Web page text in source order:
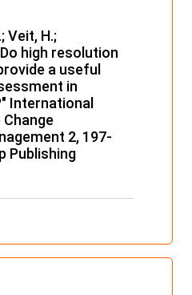
Veit, H.;
high resolution
a useful
in
International
2, 197-
Publishing